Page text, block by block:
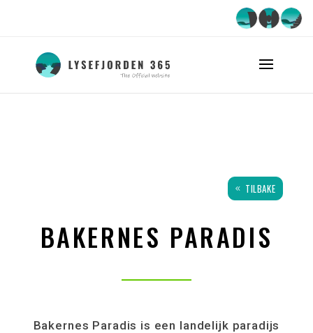
TILBAKE
BAKERNES PARADIS
Bakernes Paradis is een landelijk paradijs